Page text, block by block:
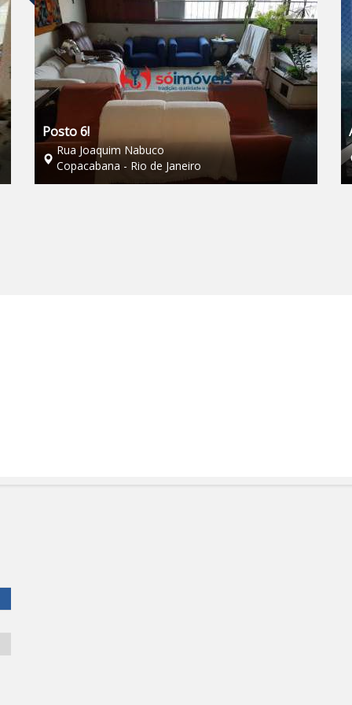
Posto 6!
Rua Joaquim Nabuco
Copacabana - Rio de Janeiro